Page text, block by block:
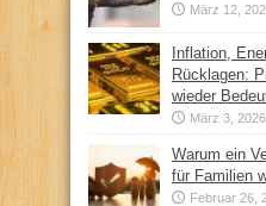
März 12,
Inflation,
Rücklagen:
wieder
März 3, 2026
Warum ein
für Familien
Februar 26,